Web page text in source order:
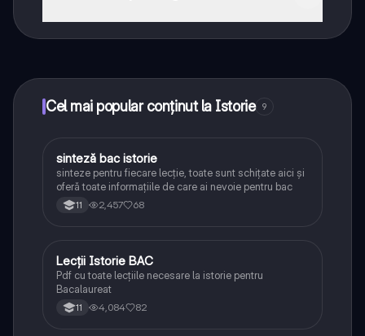
Cel mai popular conținut la Istorie 9
Istorie
sinteză bac istorie
sinteze pentru fiecare lecție, toate sunt schițate aici și
oferă toate informațiile de care ai nevoie pentru bac
11 2,457 68
Istorie
Lecții Istorie BAC
Pdf cu toate lecțiile necesare la istorie pentru
Bacalaureat
11 4,084 82